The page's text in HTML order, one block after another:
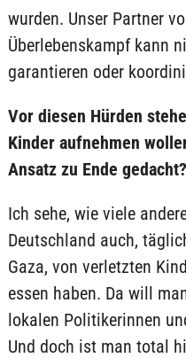
wurden. Unser Partner
Überlebenskampf kann
garantieren oder
Vor diesen Hürden
Kinder aufnehmen
Ansatz zu Ende gedacht?
Ich sehe, wie viele
Deutschland auch,
Gaza, von verletzten
essen haben. Da will
lokalen Politikerinnen
Und doch ist man total